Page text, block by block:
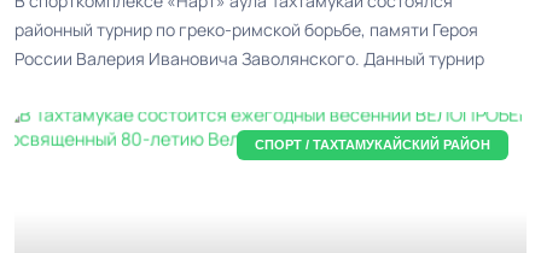
районный турнир по греко-римской борьбе, памяти Героя
России Валерия Ивановича Заволянского. Данный турнир
СПОРТ / ТАХТАМУКАЙСКИЙ РАЙОН